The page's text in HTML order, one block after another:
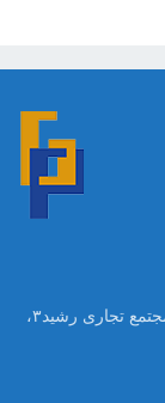
تهران ،خیابان امام خمینی،روبروی بیمارستان سینا،مجتمع تجاری رشید۳،